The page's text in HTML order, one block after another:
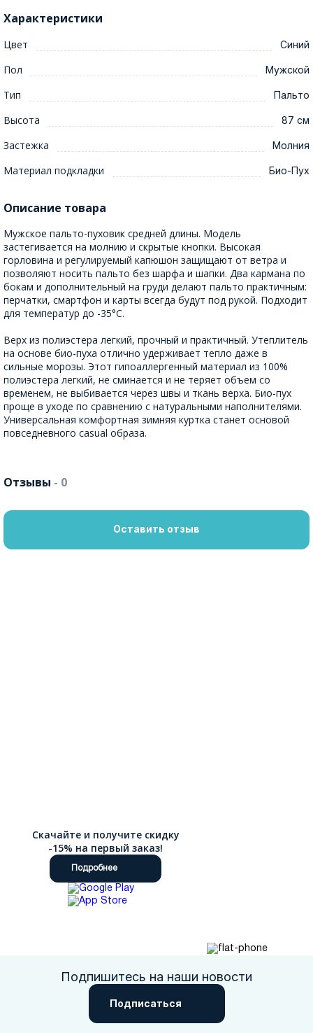
Характеристики
Цвет Синий
Пол Мужской
Тип Пальто
Высота 87 см
Застежка Молния
Материал подкладки Био-Пух
Описание товара
Мужское пальто-пуховик средней длины. Модель
застегивается на молнию и скрытые кнопки. Высокая
горловина и регулируемый капюшон защищают от ветра и
позволяют носить пальто без шарфа и шапки. Два кармана по
бокам и дополнительный на груди делают пальто практичным:
перчатки, смартфон и карты всегда будут под рукой. Подходит
для температур до -35°С.
Верх из полиэстера легкий, прочный и практичный. Утеплитель
на основе био-пуха отлично удерживает тепло даже в
сильные морозы. Этот гипоаллергенный материал из 100%
полиэстера легкий, не сминается и не теряет объем со
временем, не выбивается через швы и ткань верха. Био-пух
проще в уходе по сравнению с натуральными наполнителями.
Универсальная комфортная зимняя куртка станет основой
повседневного casual образа.
Отзывы - 0
Оставить отзыв
Скачайте и получите скидку
-15% на первый заказ!
Подробнее
Подпишитесь на наши новости
Подписаться